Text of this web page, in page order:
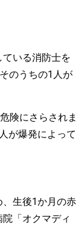
いる消防士を
のうちの1人が
険にさらされま
が爆発によって
生後1か月の赤
「オクマディ